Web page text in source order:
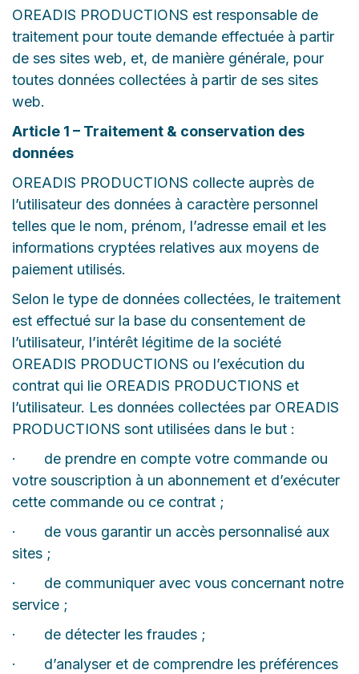
OREADIS PRODUCTIONS est responsable de
traitement pour toute demande effectuée à partir
de ses sites web, et, de manière générale, pour
toutes données collectées à partir de ses sites
web.
Article 1 – Traitement & conservation des
données
OREADIS PRODUCTIONS collecte auprès de
l’utilisateur des données à caractère personnel
telles que le nom, prénom, l’adresse email et les
informations cryptées relatives aux moyens de
paiement utilisés.
Selon le type de données collectées, le traitement
est effectué sur la base du consentement de
l’utilisateur, l’intérêt légitime de la société
OREADIS PRODUCTIONS ou l’exécution du
contrat qui lie OREADIS PRODUCTIONS et
l’utilisateur. Les données collectées par OREADIS
PRODUCTIONS sont utilisées dans le but :
· de prendre en compte votre commande ou
votre souscription à un abonnement et d’exécuter
cette commande ou ce contrat ;
· de vous garantir un accès personnalisé aux
sites ;
· de communiquer avec vous concernant notre
service ;
· de détecter les fraudes ;
· d’analyser et de comprendre les préférences